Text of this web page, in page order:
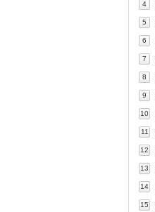
4
5
6
7
8
9
10
11
12
13
14
15